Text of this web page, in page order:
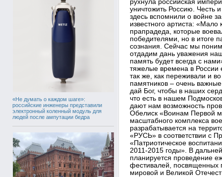
«Не думать о каждом шаге»:
российские инженеры представили
электронный коленный модуль для
людей после ампутации бедра
рухнула российская
уничтожить Россию. Честь
здесь вспомнили о войне
известного артиста:
прапрадеда, которые
победителями, но в итоге
сознания. Сейчас мы
отдадим дань уважения
память будет всегда с
тяжелые времена в России
так же, как переживали и
памятников – очень
дай Бог, чтобы в наших
что есть в нашем
дают нам возможность
Обелиск «Воинам Первой
масштабного комплекса
разрабатывается на
«РУСЬ» в соответствии с
«Патриотическое
2011-2015 годы». В
планируется проведение
фестивалей, посвященных
мировой и Великой